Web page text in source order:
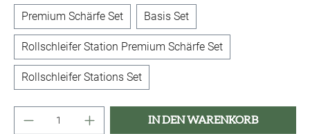
Premium Schärfe Set Basis Set
Rollschleifer Station Premium Schärfe Set
Rollschleifer Stations Set
Produkt Anzahl: Gib den gewünschten
IN DEN WARENKORB